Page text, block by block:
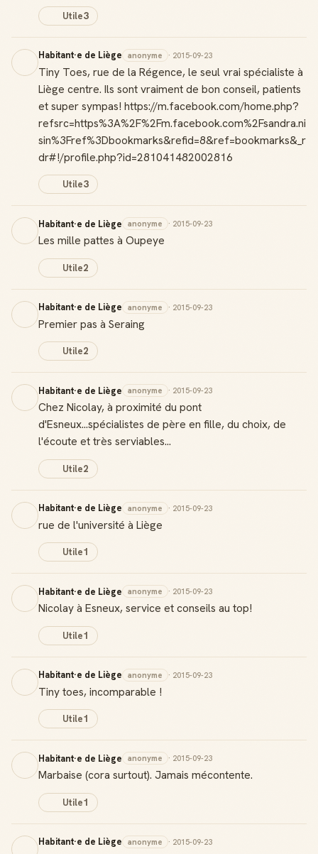
Utile3
Habitant·e de Liège anonyme · 2015-09-23
Tiny Toes, rue de la Régence, le seul vrai spécialiste à
Liège centre. Ils sont vraiment de bon conseil, patients
et super sympas! https://m.facebook.com/home.php?
refsrc=https%3A%2F%2Fm.facebook.com%2Fsandra.ni
sin%3Fref%3Dbookmarks&refid=8&ref=bookmarks&_r
dr#!/profile.php?id=281041482002816
Utile3
Habitant·e de Liège anonyme · 2015-09-23
Les mille pattes à Oupeye
Utile2
Habitant·e de Liège anonyme · 2015-09-23
Premier pas à Seraing
Utile2
Habitant·e de Liège anonyme · 2015-09-23
Chez Nicolay, à proximité du pont
d'Esneux...spécialistes de père en fille, du choix, de
l'écoute et très serviables...
Utile2
Habitant·e de Liège anonyme · 2015-09-23
rue de l'université à Liège
Utile1
Habitant·e de Liège anonyme · 2015-09-23
Nicolay à Esneux, service et conseils au top!
Utile1
Habitant·e de Liège anonyme · 2015-09-23
Tiny toes, incomparable !
Utile1
Habitant·e de Liège anonyme · 2015-09-23
Marbaise (cora surtout). Jamais mécontente.
Utile1
Habitant·e de Liège anonyme · 2015-09-23